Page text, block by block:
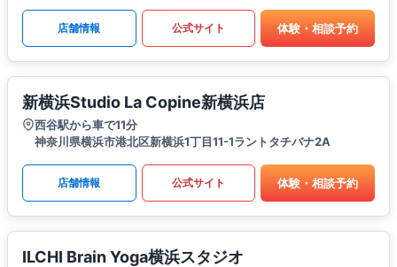
店舗情報 公式サイト 体験・相談予約
新横浜Studio La Copine新横浜店
西谷駅から車で11分
神奈川県横浜市港北区新横浜1丁目11-1ラントタチバナ2A
店舗情報 公式サイト 体験・相談予約
ILCHI Brain Yoga横浜スタジオ